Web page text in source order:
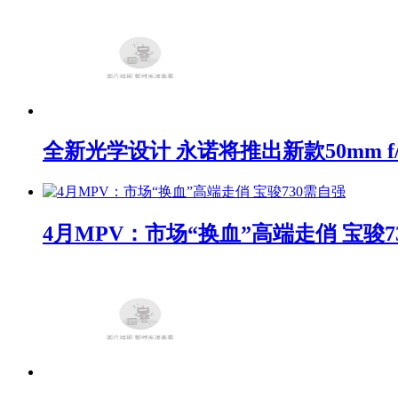
全新光学设计 永诺将推出新款50mm
4月MPV：市场“换血”高端走俏 宝骏